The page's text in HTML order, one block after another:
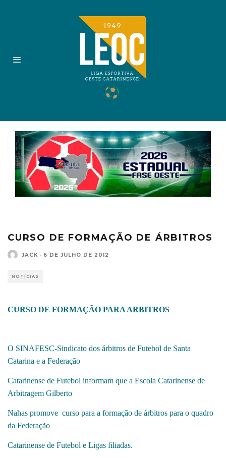
CURSO DE FORMAÇÃO DE ÁRBITROS
JACK · 6 DE JULHO DE 2012
NOTÍCIAS
CURSO DE FORMAÇÃO PARA ARBITROS
O SINAFESC-Sindicato dos árbitros de Futebol de Santa
Catarina e a Federação
Catarinense de Futebol informam que a Escola Catarinense de
Arbitragem Gilberto
Nahas promove curso para a formação de árbitros para o quadro
da Federação
Catarinense de Futebol e Ligas filiadas.